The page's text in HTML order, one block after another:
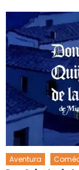
Aventura